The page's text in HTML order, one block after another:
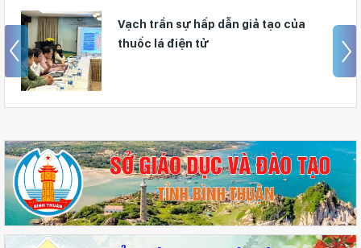
Ngành Giáo dục Lâm Đồng siết chặt
phòng, chống dịch tay chân miệng